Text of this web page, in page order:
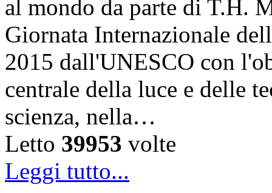
al mondo da parte di T.H.
Giornata Internazionale
2015 dall'UNESCO con
centrale della luce e delle
scienza, nella…
Letto 39953 volte
Leggi tutto...